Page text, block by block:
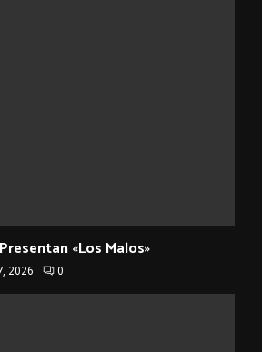
«Los Malos»
2026 0